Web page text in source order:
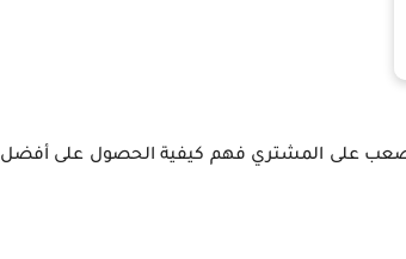
يصعب على المشتري فهم كيفية الحصول على أفضل